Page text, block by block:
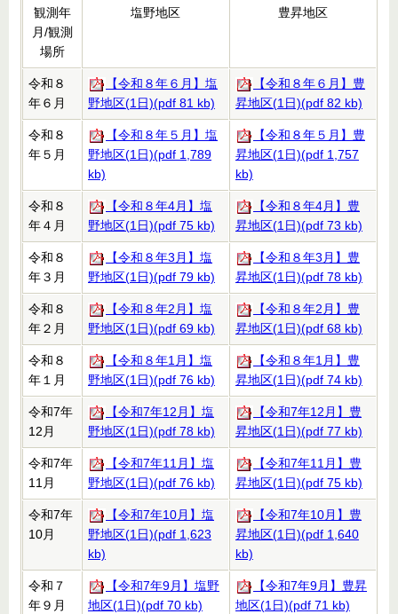
観測年
月/観測
場所
塩野地区 豊昇地区
令和８
年６月
【令和８年６月】塩
野地区(1日)(pdf 81 kb)
【令和８年６月】豊
昇地区(1日)(pdf 82 kb)
令和８
年５月
【令和８年５月】塩
野地区(1日)(pdf 1,789
kb)
【令和８年５月】豊
昇地区(1日)(pdf 1,757
kb)
令和８
年４月
【令和８年4月】塩
野地区(1日)(pdf 75 kb)
【令和８年4月】豊
昇地区(1日)(pdf 73 kb)
令和８
年３月
【令和８年3月】塩
野地区(1日)(pdf 79 kb)
【令和８年3月】豊
昇地区(1日)(pdf 78 kb)
令和８
年２月
【令和８年2月】塩
野地区(1日)(pdf 69 kb)
【令和８年2月】豊
昇地区(1日)(pdf 68 kb)
令和８
年１月
【令和８年1月】塩
野地区(1日)(pdf 76 kb)
【令和８年1月】豊
昇地区(1日)(pdf 74 kb)
令和7年
12月
【令和7年12月】塩
野地区(1日)(pdf 78 kb)
【令和7年12月】豊
昇地区(1日)(pdf 77 kb)
令和7年
11月
【令和7年11月】塩
野地区(1日)(pdf 76 kb)
【令和7年11月】豊
昇地区(1日)(pdf 75 kb)
令和7年
10月
【令和7年10月】塩
野地区(1日)(pdf 1,623
kb)
【令和7年10月】豊
昇地区(1日)(pdf 1,640
kb)
令和７
年９月
【令和7年9月】塩野
地区(1日)(pdf 70 kb)
【令和7年9月】豊昇
地区(1日)(pdf 71 kb)